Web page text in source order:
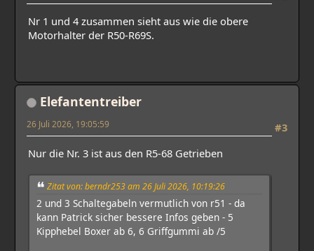
Nr 1 und 4 zusammen sieht aus wie die obere
Motorhalter der R50-R69S.
Elefantentreiber
#3
26 Juli 2026, 19:05:59
Nur die Nr. 3 ist aus den R5-68 Getrieben
Zitat von: berndr253 am 26 Juli 2026, 10:19:26
2 und 3 Schaltegabeln vermutlich von r51 - da
kann Patrick sicher bessere Infos geben - 5
Kipphebel Boxer ab 6, 6 Griffgummi ab /5